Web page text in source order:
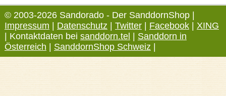
© 2003-2026 Sandorado - Der SanddornShop |
Impressum | Datenschutz | Twitter | Facebook | XING
| Kontaktdaten bei sanddorn.tel | Sanddorn in
Österreich | SanddornShop Schweiz |